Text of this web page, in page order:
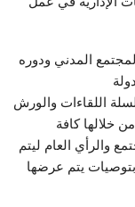
المدني ودوره
اللقاءات والورش
خلالها كافة
والرأي العام ليتم
يتم عرضها